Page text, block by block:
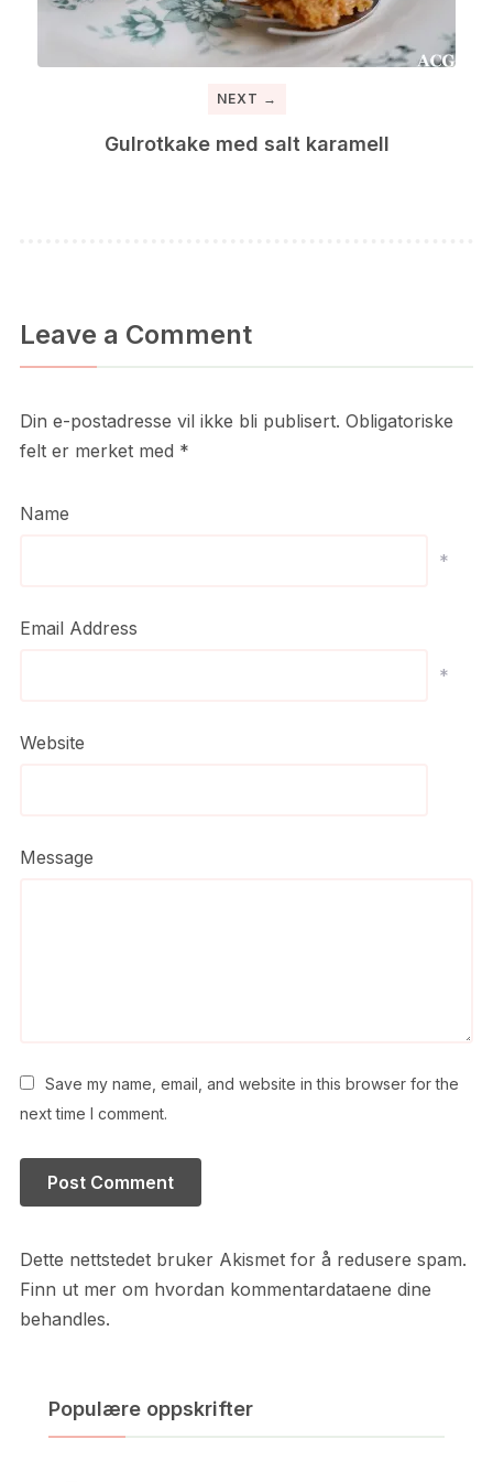
NEXT →
Gulrotkake med salt karamell
Leave a Comment
Din e-postadresse vil ikke bli publisert. Obligatoriske
felt er merket med *
Name
*
Email Address
*
Website
Message
Save my name, email, and website in this browser for the
next time I comment.
Dette nettstedet bruker Akismet for å redusere spam.
Finn ut mer om hvordan kommentardataene dine
behandles.
Populære oppskrifter